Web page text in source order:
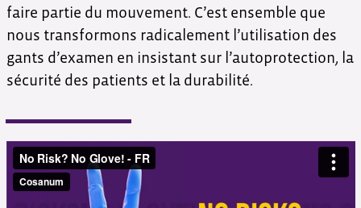
faire partie du mouvement. C’est ensemble que
nous transformons radicalement l’utilisation des
gants d’examen en insistant sur l’autoprotection, la
sécurité des patients et la durabilité.